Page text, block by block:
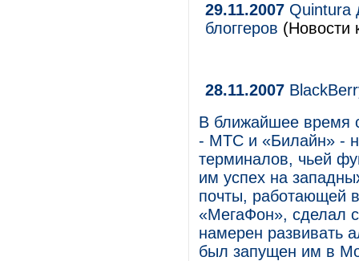
29.11.2007 Quintura
блоггеров (Новости
28.11.2007
В ближайшее время
- МТС и «Билайн» -
терминалов, чьей
им успех на
почты, работающей
«МегаФон», сделал
намерен развивать
был запущен им в